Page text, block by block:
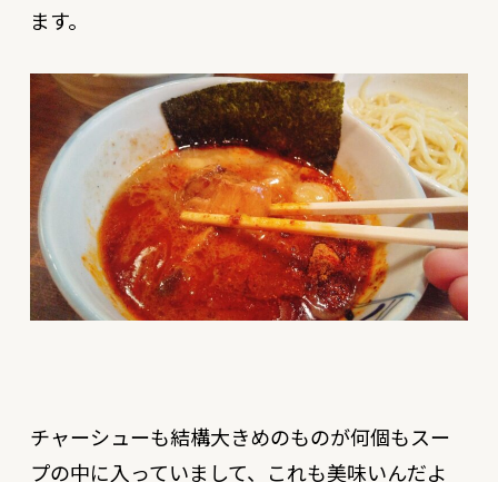
ます。
チャーシューも結構大きめのものが何個もスー
プの中に入っていまして、これも美味いんだよ